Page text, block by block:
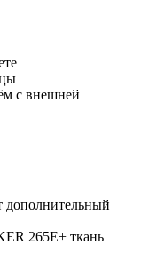
с внешней
265E+ ткань